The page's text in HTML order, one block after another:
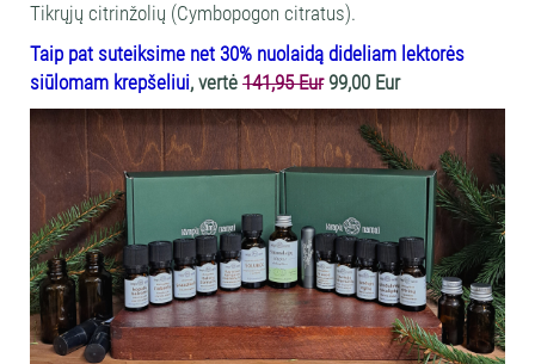
Tikrųjų citrinžolių (Cymbopogon citratus).
Taip pat suteiksime net 30% nuolaidą dideliam lektorės
siūlomam krepšeliui, vertė 141,95 Eur99,00 Eur